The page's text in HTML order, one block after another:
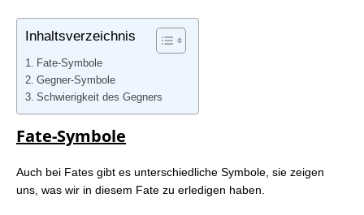
FFXIV: Housing- & Rollenspiel-Symbole
Inhaltsverzeichnis
Fate-Symbole
Gegner-Symbole
Schwierigkeit des Gegners
Fate-Symbole
Auch bei Fates gibt es unterschiedliche Symbole, sie zeigen
uns, was wir in diesem Fate zu erledigen haben.